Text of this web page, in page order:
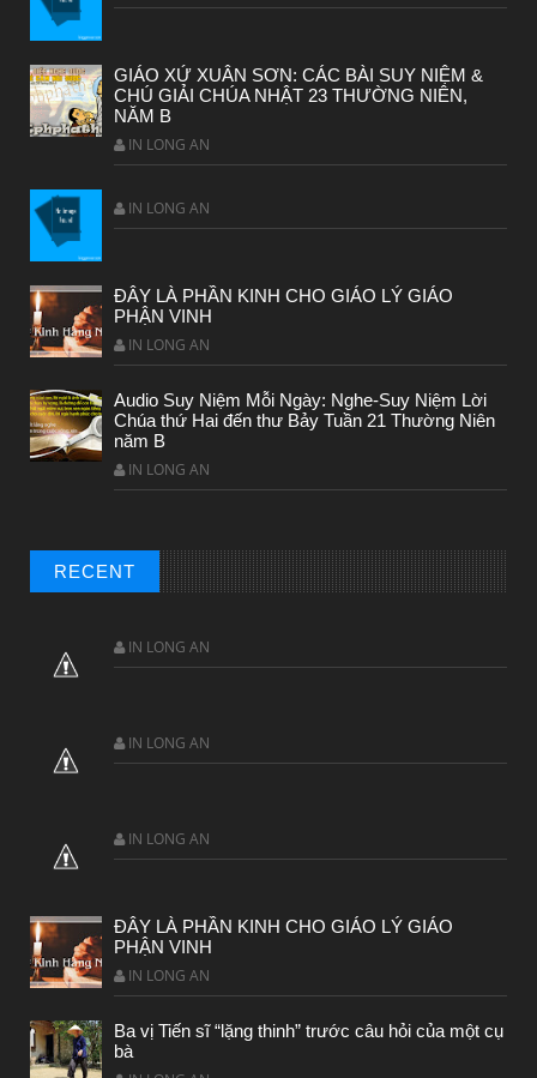
CHUYỆN Ý NGHĨA
CÔ BÉ BÁN DIÊM
CHUYỆN Ý NGHĨA
ĐÊM NOEL ĐẸP NHẤT TRONG ĐỜI
CHUYỆN Ý NGHĨA
Chuyện Ý Nghĩa: Chết vì yêu
GIÁO XỨ XUÂN SƠN: CÁC BÀI SUY NIỆM &
CHÚ GIẢI CHÚA NHẬT 23 THƯỜNG NIÊN,
NĂM B
IN LONG AN
IN LONG AN
ĐÂY LÀ PHẦN KINH CHO GIÁO LÝ GIÁO
PHẬN VINH
IN LONG AN
Audio Suy Niệm Mỗi Ngày: Nghe-Suy Niệm Lời
Chúa thứ Hai đến thư Bảy Tuần 21 Thường Niên
năm B
IN LONG AN
RECENT
IN LONG AN
IN LONG AN
IN LONG AN
ĐÂY LÀ PHẦN KINH CHO GIÁO LÝ GIÁO
PHẬN VINH
IN LONG AN
Ba vị Tiến sĩ “lặng thinh” trước câu hỏi của một cụ
bà